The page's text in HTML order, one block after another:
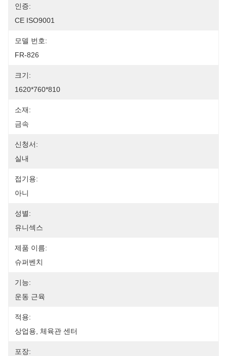
인증:
CE ISO9001
모델 번호:
FR-826
크기:
1620*760*810
소재:
금속
신청서:
실내
접기용:
아니
성별:
유니섹스
제품 이름:
슈퍼벤치
기능:
운동 근육
적용:
상업용, 체육관 센터
포장: